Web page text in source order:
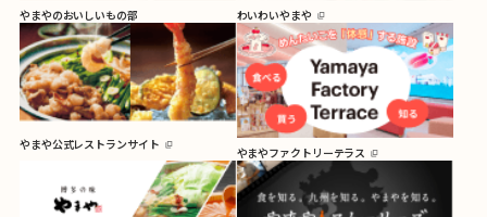
やまやのおいしいもの部 わいわいやまや
やまや公式レストランサイト
やまやファクトリーテラス